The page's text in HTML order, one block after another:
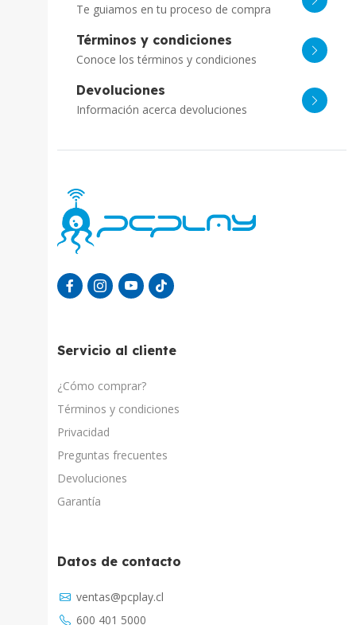
Te guiamos en tu proceso de compra
Términos y condiciones
Conoce los términos y condiciones
Devoluciones
Información acerca devoluciones
Servicio al cliente
¿Cómo comprar?
Términos y condiciones
Privacidad
Preguntas frecuentes
Devoluciones
Garantía
Datos de contacto
ventas@pcplay.cl
600 401 5000
Respuesta inmediata con IA